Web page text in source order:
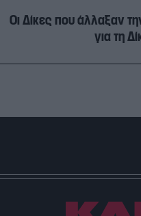
Οι Δίκες που άλλαξαν
για τη